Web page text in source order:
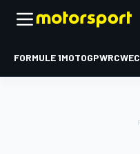
FORMULE 1MOTOGPWRCWEC